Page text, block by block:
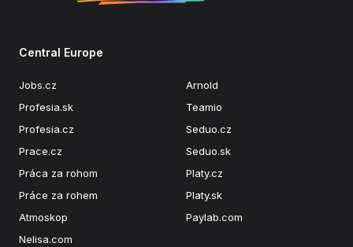
Central Europe
Jobs.cz
Profesia.sk
Profesia.cz
Prace.cz
Práca za rohom
Práce za rohem
Atmoskop
Nelisa.com
Arnold
Teamio
Seduo.cz
Seduo.sk
Platy.cz
Platy.sk
Paylab.com